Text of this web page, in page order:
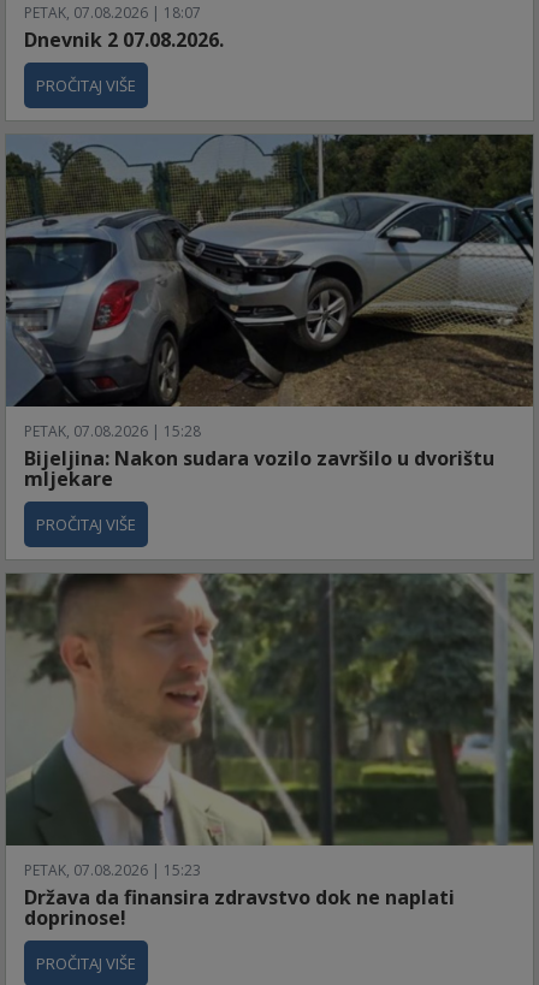
PETAK, 07.08.2026 | 18:07
Dnevnik 2 07.08.2026.
PROČITAJ VIŠE
PETAK, 07.08.2026 | 15:28
Bijeljina: Nakon sudara vozilo završilo u dvorištu
mljekare
PROČITAJ VIŠE
PETAK, 07.08.2026 | 15:23
Država da finansira zdravstvo dok ne naplati
doprinose!
PROČITAJ VIŠE